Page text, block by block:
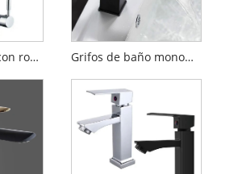
Grifos de baño con rociador desplegable Grifos de baño monomando